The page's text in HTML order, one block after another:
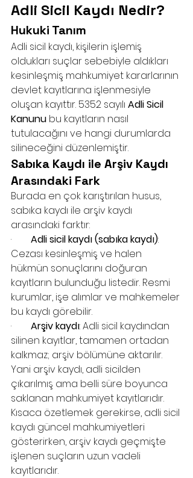
Adli Sicil Kaydı Nedir?
Hukuki Tanım
Adli sicil kaydı, kişilerin işlemiş
oldukları suçlar sebebiyle aldıkları
kesinleşmiş mahkumiyet kararlarının
devlet kayıtlarına işlenmesiyle
oluşan kayıttır. 5352 sayılı Adli Sicil
Kanunu bu kayıtların nasıl
tutulacağını ve hangi durumlarda
silineceğini düzenlemiştir.
Sabıka Kaydı ile Arşiv Kaydı
Arasındaki Fark
Burada en çok karıştırılan husus,
sabıka kaydı ile arşiv kaydı
arasındaki farktır:
· Adli sicil kaydı (sabıka kaydı):
Cezası kesinleşmiş ve halen
hükmün sonuçlarını doğuran
kayıtların bulunduğu listedir. Resmi
kurumlar, işe alımlar ve mahkemeler
bu kaydı görebilir.
· Arşiv kaydı: Adli sicil kaydından
silinen kayıtlar, tamamen ortadan
kalkmaz; arşiv bölümüne aktarılır.
Yani arşiv kaydı, adli sicilden
çıkarılmış ama belli süre boyunca
saklanan mahkumiyet kayıtlarıdır.
Kısaca özetlemek gerekirse, adli sicil
kaydı güncel mahkumiyetleri
gösterirken, arşiv kaydı geçmişte
işlenen suçların uzun vadeli
kayıtlarıdır.